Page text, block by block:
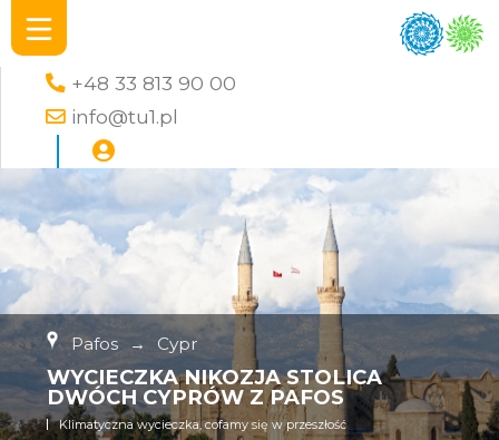
+48 33 813 90 00
info@tu1.pl
Pafos → Cypr
WYCIECZKA NIKOZJA STOLICA
DWÓCH CYPRÓW Z PAFOS
Klimatyczna wycieczka, cofamy się w przeszłość